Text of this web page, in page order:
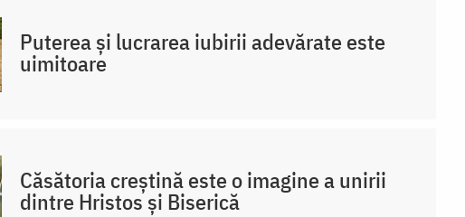
Puterea și lucrarea iubirii adevărate este
uimitoare
Căsătoria creștină este o imagine a unirii
dintre Hristos și Biserică